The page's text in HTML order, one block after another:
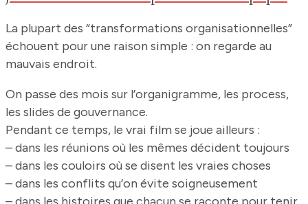
La plupart des “transformations organisationnelles”
échouent pour une raison simple : on regarde au
mauvais endroit.
On passe des mois sur l’organigramme, les process,
les slides de gouvernance.
Pendant ce temps, le vrai film se joue ailleurs :
– dans les réunions où les mêmes décident toujours
– dans les couloirs où se disent les vraies choses
– dans les conflits qu’on évite soigneusement